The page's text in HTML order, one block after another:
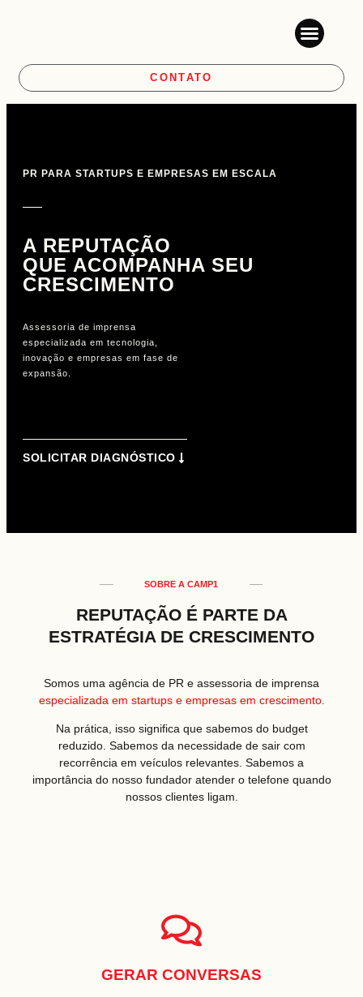
CONTATO
PR PARA STARTUPS E EMPRESAS EM ESCALA
A REPUTAÇÃO
QUE ACOMPANHA SEU
CRESCIMENTO
Assessoria de imprensa
especializada em tecnologia,
inovação e empresas em fase de
expansão.
SOLICITAR DIAGNÓSTICO
SOBRE A CAMP1
REPUTAÇÃO É PARTE DA
ESTRATÉGIA DE CRESCIMENTO
Somos uma agência de PR e assessoria de imprensa
especializada em startups e empresas em crescimento.
Na prática, isso significa que sabemos do budget
reduzido. Sabemos da necessidade de sair com
recorrência em veículos relevantes. Sabemos a
importância do nosso fundador atender o telefone quando
nossos clientes ligam.
GERAR CONVERSAS